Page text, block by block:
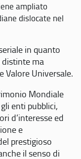
ampliato
dislocate nel
in quanto
ma
Valore Universale.
Mondiale
enti pubblici,
d’interesse ed
e
prestigioso
il senso di